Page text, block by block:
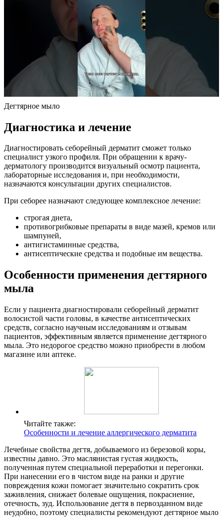
Дегтярное мыло
Диагностика и лечение
Диагностировать себорейный дерматит сможет только
специалист узкого профиля. При обращении к врачу-
дерматологу производится визуальный осмотр пациента,
лабораторные исследования и, при необходимости,
назначаются консультации других специалистов.
При себорее назначают следующее комплексное лечение:
строгая диета,
противогрибковые препараты в виде мазей, кремов или
шампуней,
антигистаминные средства,
антисептические средства и подобные им вещества.
Особенности применения дегтярного
мыла
Если у пациента диагностировали себорейный дерматит
волосистой части головы, в качестве антисептических
средств, согласно научным исследованиям и отзывам
пациентов, эффективным является применение дегтярного
мыла. Это недорогое средство можно приобрести в любом
магазине или аптеке.
Читайте также:
Особенности и лечение аллергического дерматита
Лечебные свойства дегтя, добываемого из березовой коры,
известны давно. Это маслянистая густая жидкость,
полученная путем специальной переработки и перегонки.
При нанесении его в чистом виде на ранки и другие
повреждения кожи помогает значительно сократить срок
заживления, снижает болевые ощущения, покраснение,
отечность, зуд. Использование дегтя в первозданном виде
неудобно, поэтому специалисты рекомендуют дегтярное мыло